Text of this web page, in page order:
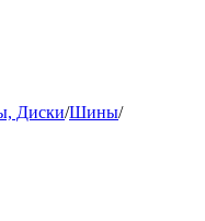
Диски/Шины/